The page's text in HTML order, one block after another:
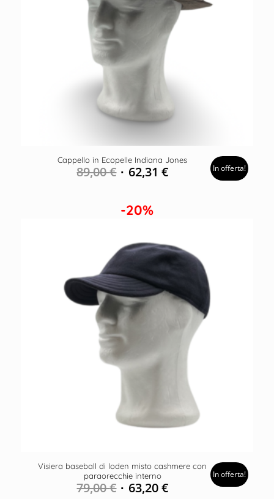
Cappello in Ecopelle Indiana Jones
89,00€ 62,31€ In offerta!
-20%
Visiera baseball di loden misto cashmere con
paraorecchie interno
79,00€ 63,20€
In offerta!